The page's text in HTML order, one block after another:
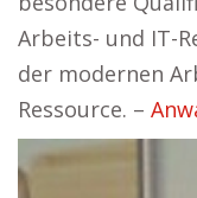
Arbeits- und IT-
der modernen
Ressource. –